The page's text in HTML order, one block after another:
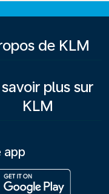
de KLM
savoir plus sur
KLM
app